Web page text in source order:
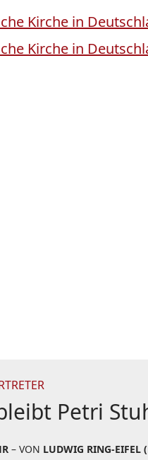
Petri
– VON LUDWIG RING-EIFEL